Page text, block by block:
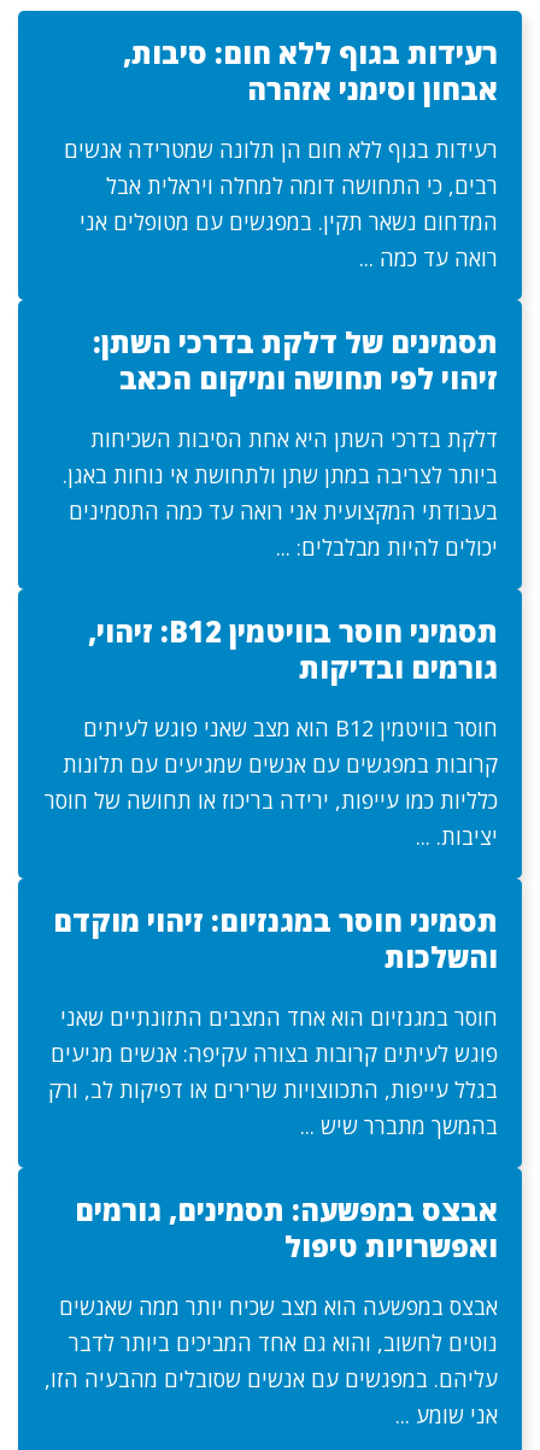
רעידות בגוף ללא חום: סיבות,
אבחון וסימני אזהרה
רעידות בגוף ללא חום הן תלונה שמטרידה אנשים
רבים, כי התחושה דומה למחלה ויראלית אבל
המדחום נשאר תקין. במפגשים עם מטופלים אני
רואה עד כמה ...
תסמינים של דלקת בדרכי השתן:
זיהוי לפי תחושה ומיקום הכאב
דלקת בדרכי השתן היא אחת הסיבות השכיחות
ביותר לצריבה במתן שתן ולתחושת אי נוחות באגן.
בעבודתי המקצועית אני רואה עד כמה התסמינים
יכולים להיות מבלבלים: ...
תסמיני חוסר בוויטמין B12: זיהוי,
גורמים ובדיקות
חוסר בוויטמין B12 הוא מצב שאני פוגש לעיתים
קרובות במפגשים עם אנשים שמגיעים עם תלונות
כלליות כמו עייפות, ירידה בריכוז או תחושה של חוסר
יציבות. ...
תסמיני חוסר במגנזיום: זיהוי מוקדם
והשלכות
חוסר במגנזיום הוא אחד המצבים התזונתיים שאני
פוגש לעיתים קרובות בצורה עקיפה: אנשים מגיעים
בגלל עייפות, התכווצויות שרירים או דפיקות לב, ורק
בהמשך מתברר שיש ...
אבצס במפשעה: תסמינים, גורמים
ואפשרויות טיפול
אבצס במפשעה הוא מצב שכיח יותר ממה שאנשים
נוטים לחשוב, והוא גם אחד המביכים ביותר לדבר
עליהם. במפגשים עם אנשים שסובלים מהבעיה הזו,
אני שומע ...